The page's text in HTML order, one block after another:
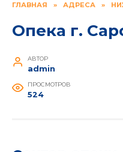
ГЛАВНАЯ » АДРЕСА »
Опека г.
АВТОР
admin
ПРОСМОТРОВ
524